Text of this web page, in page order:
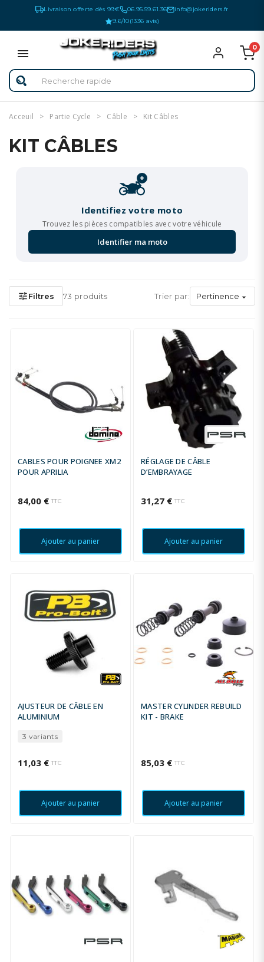
Livraison offerte dès 99€ 06.95.59.61.36
info@jokeriders.fr
9.6/10(1336 avis)
0
Acceuil Partie Cycle Câble Kit Câbles
KIT CÂBLES
+
Identifiez votre moto
Trouvez les pièces compatibles avec votre véhicule
Identifier ma moto
tuneFiltres 73 produits Trier par: Pertinence 
CABLES POUR POIGNEE XM2
POUR APRILIA
84,00 € TTC
Ajouter au panier
RÉGLAGE DE CÂBLE
D’EMBRAYAGE
31,27 € TTC
Ajouter au panier
AJUSTEUR DE CÂBLE EN
ALUMINIUM
3 variants
11,03 € TTC
Ajouter au panier
MASTER CYLINDER REBUILD
KIT - BRAKE
85,03 € TTC
Ajouter au panier